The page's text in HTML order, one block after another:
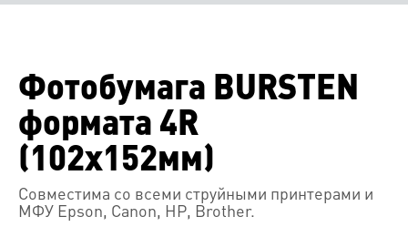
Фотобумага BURSTEN
формата 4R
(102x152мм)
Совместима со всеми струйными принтерами и
МФУ Epson, Canon, HP, Brother.